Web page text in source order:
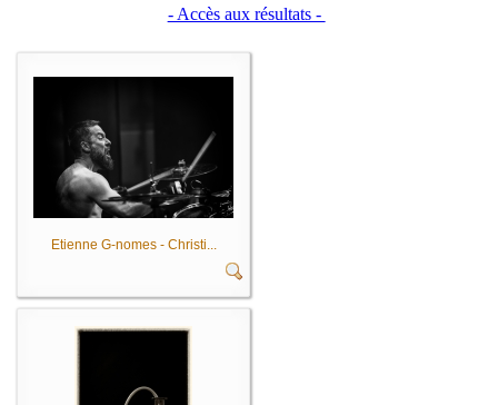
- Accès aux résultats -
Etienne G-nomes - Christi...